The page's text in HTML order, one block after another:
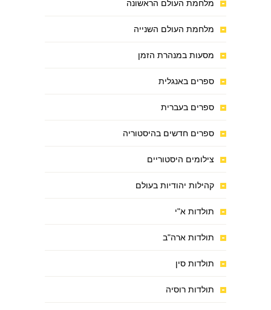
מלחמת העולם הראשונה
מלחמת העולם השנייה
מסעות במנהרת הזמן
ספרים באנגלית
ספרים בעברית
ספרים חדשים בהיסטוריה
צילומים היסטוריים
קהילות יהודיות בעולם
תולדות א"י
תולדות ארה"ב
תולדות סין
תולדות רוסיה